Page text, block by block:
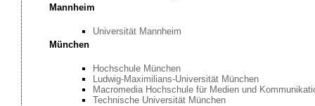
Mannheim
Universität Mannheim
München
Hochschule München
Ludwig-Maximilians-Universität München
Macromedia Hochschule für Medien und
Technische Universität München